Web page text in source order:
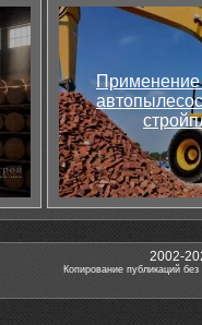
Применение
2002-
Копирование публикаций